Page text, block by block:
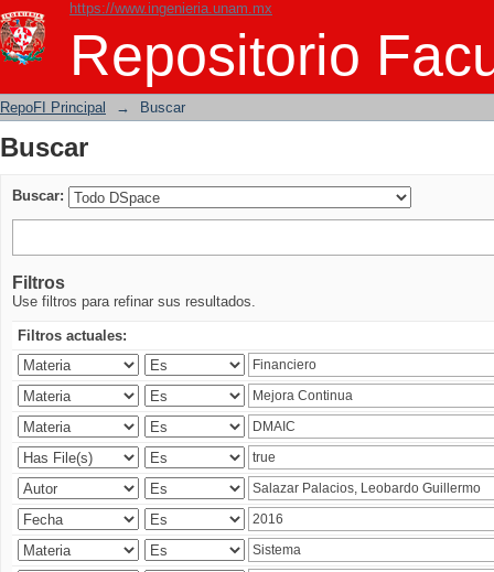
https://www.ingenieria.unam.mx
Repositorio
Buscar
RepoFI Principal → Buscar
Buscar
Buscar:
Filtros
Use filtros para refinar sus resultados.
Filtros actuales: